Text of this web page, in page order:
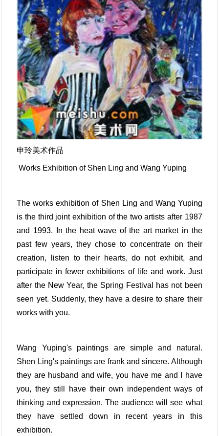
申玲美术作品
Works Exhibition of Shen Ling and Wang Yuping
The works exhibition of Shen Ling and Wang Yuping
is the third joint exhibition of the two artists after 1987
and 1993. In the heat wave of the art market in the
past few years, they chose to concentrate on their
creation, listen to their hearts, do not exhibit, and
participate in fewer exhibitions of life and work. Just
after the New Year, the Spring Festival has not been
seen yet. Suddenly, they have a desire to share their
works with you.
Wang Yuping's paintings are simple and natural.
Shen Ling's paintings are frank and sincere. Although
they are husband and wife, you have me and I have
you, they still have their own independent ways of
thinking and expression. The audience will see what
they have settled down in recent years in this
exhibition.